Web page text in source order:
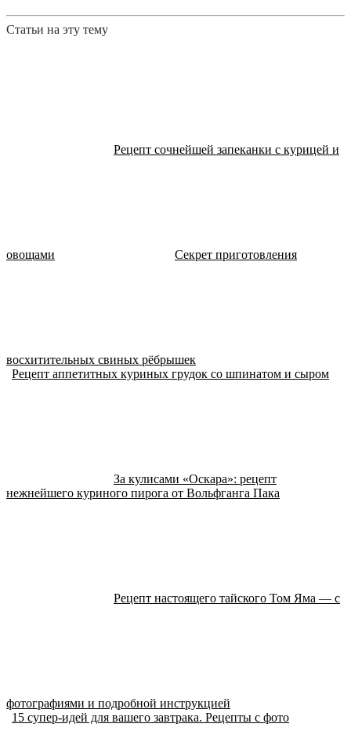
Статьи на эту тему
Рецепт сочнейшей запеканки с курицей и
овощами Секрет приготовления
восхитительных свиных рёбрышек
Рецепт аппетитных куриных грудок со шпинатом и сыром
За кулисами «Оскара»: рецепт
нежнейшего куриного пирога от Вольфганга Пака
Рецепт настоящего тайского Том Яма — с
фотографиями и подробной инструкцией
15 супер-идей для вашего завтрака. Рецепты с фото